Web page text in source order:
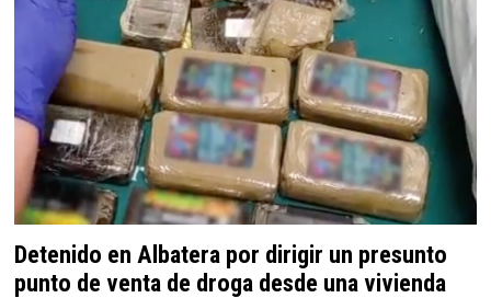
Detenido en Albatera por dirigir un presunto
punto de venta de droga desde una vivienda